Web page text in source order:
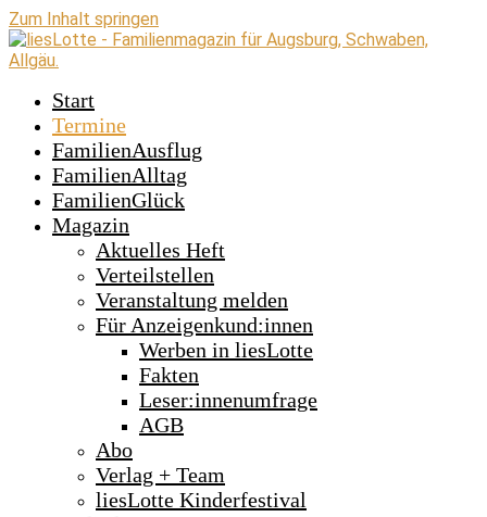
Zum Inhalt springen
Start
Termine
FamilienAusflug
FamilienAlltag
FamilienGlück
Magazin
Aktuelles Heft
Verteilstellen
Veranstaltung melden
Für Anzeigenkund:innen
Werben in liesLotte
Fakten
Leser:innenumfrage
AGB
Abo
Verlag + Team
liesLotte Kinderfestival